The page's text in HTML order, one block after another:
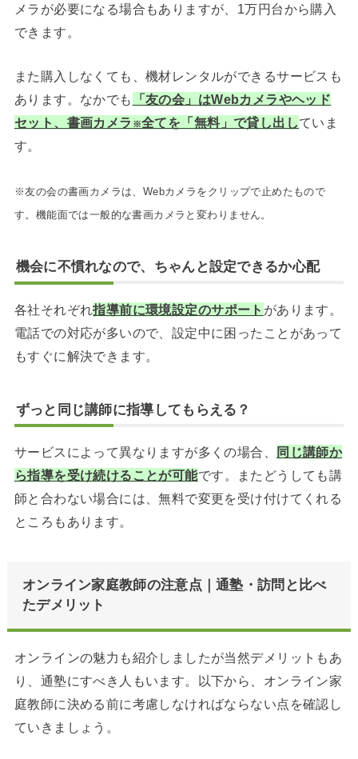
メラが必要になる場合もありますが、1万円台から購入
できます。
また購入しなくても、機材レンタルができるサービスも
あります。なかでも
「友の会」はWebカメラやヘッド
セット、書画カメラ ※全てを「無料」で貸し出していま
す。
※友の会の書画カメラは、Webカメラをクリップで止めたもので
す。機能面では一般的な書画カメラと変わりません。
機会に不慣れなので、ちゃんと設定できるか心配
各社それぞれ指導前に環境設定のサポート があります。
電話での対応が多いので、設定中に困ったことがあって
もすぐに解決できます。
ずっと同じ講師に指導してもらえる？
サービスによって異なりますが多くの場合、
同じ講師か
ら指導を受け続けることが可能です。またどうしても講
師と合わない場合には、無料で変更を受け付けてくれる
ところもあります。
オンライン家庭教師の注意点｜通塾・訪問と比べ
たデメリット
オンラインの魅力も紹介しましたが当然デメリットもあ
り、通塾にすべき人もいます。以下から、オンライン家
庭教師に決める前に考慮しなければならない点を確認し
ていきましょう。